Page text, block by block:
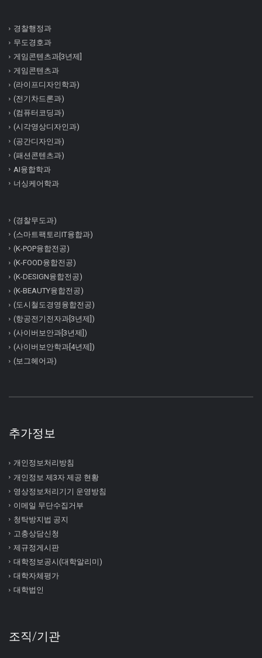
경찰행정과
무도경호과
게임콘텐츠과[3년제]
게임콘텐츠과
(라이프디자인학과)
(전기차드론과)
(컴퓨터코딩과)
(시각영상디자인과)
(공간디자인과)
(패션콘텐츠과)
AI융합학과
너싱케어학과
(경찰무도과)
(스마트팩토리IT융합과)
(K-POP융합전공)
(K-FOOD융합전공)
(K-DESIGN융합전공)
(K-BEAUTY융합전공)
(도시철도경영융합전공)
(항공전기전자과[3년제])
(사이버보안과[3년제])
(사이버보안학과[4년제])
(보그헤어과)
추가정보
개인정보처리방침
개인정보 제3자 제공 현황
영상정보처리기기 운영방침
이메일 무단수집거부
청탁방지법 공지
고충상담신청
제규정게시판
대학정보공시(대학알리미)
대학자체평가
대학법인
조직/기관